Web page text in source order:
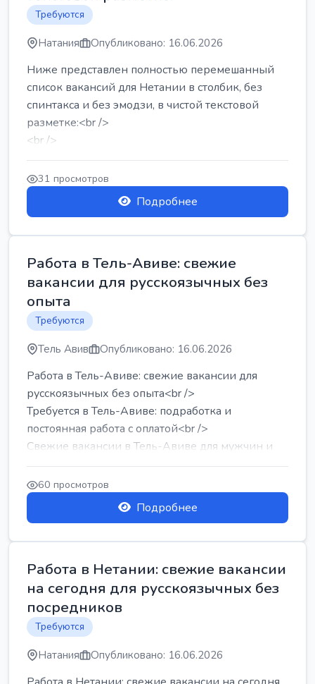
Требуются
Натания Опубликовано: 16.06.2026
Ниже представлен полностью перемешанный
список вакансий для Нетании в столбик, без
спинтакса и без эмодзи, в чистой текстовой
разметке:<br />
<br />
Работа в Нетании на мебельном производстве:
требу...
31 просмотров
Подробнее
Работа в Тель-Авиве: свежие
вакансии для русскоязычных без
опыта
Требуются
Тель Авив Опубликовано: 16.06.2026
Работа в Тель-Авиве: свежие вакансии для
русскоязычных без опыта<br />
Требуется в Тель-Авиве: подработка и
постоянная работа с оплатой<br />
Свежие вакансии в Тель-Авиве для мужчин и
женщин от хозя...
60 просмотров
Подробнее
Работа в Нетании: свежие вакансии
на сегодня для русскоязычных без
посредников
Требуются
Натания Опубликовано: 16.06.2026